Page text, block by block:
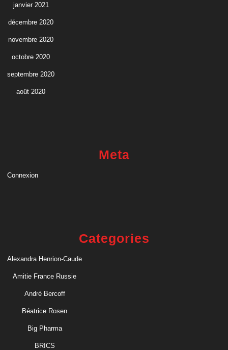
janvier 2021
décembre 2020
novembre 2020
octobre 2020
septembre 2020
août 2020
Meta
Connexion
Categories
Alexandra Henrion-Caude
Amitie France Russie
André Bercoff
Béatrice Rosen
Big Pharma
BRICS